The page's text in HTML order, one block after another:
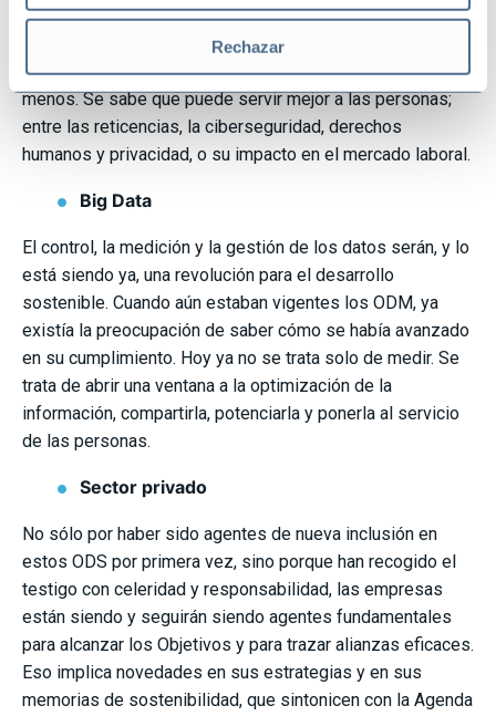
Rechazar
alcanzar la Agenda de la Humanidad. Es un debate
complejo y, al mismo tiempo, una evolución necesaria,
pues se necesita, de cara al año 2030, hacer más con
menos. Se sabe que puede servir mejor a las personas;
entre las reticencias, la ciberseguridad, derechos
humanos y privacidad, o su impacto en el mercado laboral.
Big Data
El control, la medición y la gestión de los datos serán, y lo
está siendo ya, una revolución para el desarrollo
sostenible. Cuando aún estaban vigentes los ODM, ya
existía la preocupación de saber cómo se había avanzado
en su cumplimiento. Hoy ya no se trata solo de medir. Se
trata de abrir una ventana a la optimización de la
información, compartirla, potenciarla y ponerla al servicio
de las personas.
Sector privado
No sólo por haber sido agentes de nueva inclusión en
estos ODS por primera vez, sino porque han recogido el
testigo con celeridad y responsabilidad, las empresas
están siendo y seguirán siendo agentes fundamentales
para alcanzar los Objetivos y para trazar alianzas eficaces.
Eso implica novedades en sus estrategias y en sus
memorias de sostenibilidad, que sintonicen con la Agenda